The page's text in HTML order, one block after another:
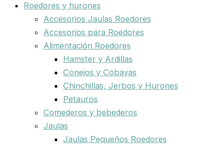
Roedores y hurones
Accesorios Jaulas Roedores
Accesorios para Roedores
Alimentación Roedores
Hamster y Ardillas
Conejos y Cobayas
Chinchillas, Jerbos y Hurones
Petauros
Comederos y bebederos
Jaulas
Jaulas Pequeños Roedores